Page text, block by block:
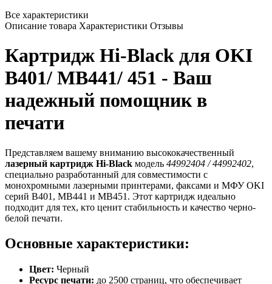
Все характеристики
Описание товара Характеристики Отзывы
Картридж Hi-Black для OKI
B401/ MB441/ 451 - Ваш
надежный помощник в
печати
Представляем вашему вниманию высококачественный
лазерный картридж Hi-Black модель 44992404 / 44992402,
специально разработанный для совместимости с
монохромными лазерными принтерами, факсами и МФУ OKI
серий B401, MB441 и MB451. Этот картридж идеально
подходит для тех, кто ценит стабильность и качество черно-
белой печати.
Основные характеристики:
Цвет: Черный
Ресурс печати: до 2500 страниц, что обеспечивает